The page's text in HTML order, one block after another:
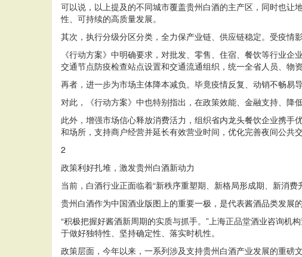
可以说，以上提及的不同城市覆盖贵州白酒的主产区，同时也
性、可持续的高质量发展。
其次，执行分级分区分类，全力保产业链、供应链稳定。受疫
《行动方案》中明确要求，对批发、零售、住宿、餐饮等行业
交通节点防疫检查站点设置和交通流通组织，统一全省人员、物
再者，进一步为市场主体降本减负。毕竟疫情反复、动销不畅易
对此，《行动方案》中也特别指出，在政策效能、金融支持、降
此外，增强市场信心释放消费活力，组织省内龙头餐饮企业携
和场所，支持商户经营并延长有效营业时间，优化完善夜间公共
2
政策利好扎堆，激发贵州白酒新动力
当前，白酒行业正面临着“新秩序重塑期、新格局形成期、新消
贵州白酒作为中国酒业版图上的重要一极，是代表酱酒品类发展
“积极把握好酱酒新周期的实质与抓手。”上海正品堂酒业咨询
于做好独特性、坚持确定性、落实时机性。
政策层面，今年以来，一系列涉及支持贵州白酒产业发展的重磅